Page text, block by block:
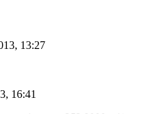
13:27
16:41